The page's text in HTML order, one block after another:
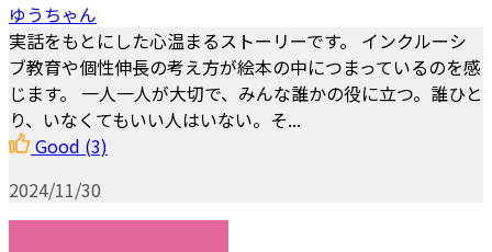
ゆうちゃん
実話をもとにした心温まるストーリーです。 インクルーシ
ブ教育や個性伸長の考え方が絵本の中につまっているのを感
じます。 一人一人が大切で、みんな誰かの役に立つ。誰ひと
り、いなくてもいい人はいない。そ...
Good (3)
2024/11/30